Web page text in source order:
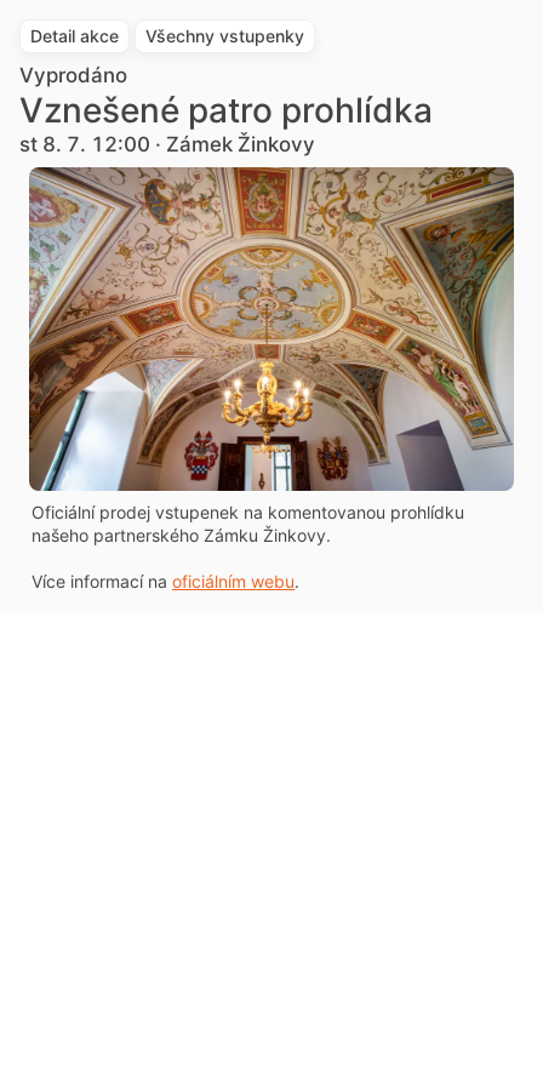
Detail akce Všechny vstupenky
Vyprodáno
Vznešené patro prohlídka
st 8. 7. 12:00 · Zámek Žinkovy
Oficiální prodej vstupenek na komentovanou prohlídku
našeho partnerského Zámku Žinkovy.
Více informací na oficiálním webu.